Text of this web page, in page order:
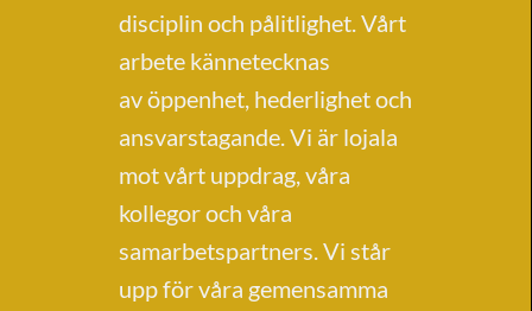
disciplin och pålitlighet. Vårt
arbete kännetecknas
av öppenhet, hederlighet och
ansvarstagande. Vi är lojala
mot vårt uppdrag, våra
kollegor och våra
samarbetspartners. Vi står
upp för våra gemensamma